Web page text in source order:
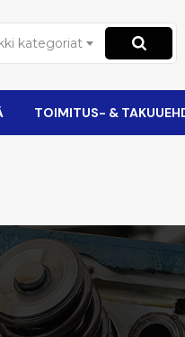
kategoriat
TOIMITUS- &